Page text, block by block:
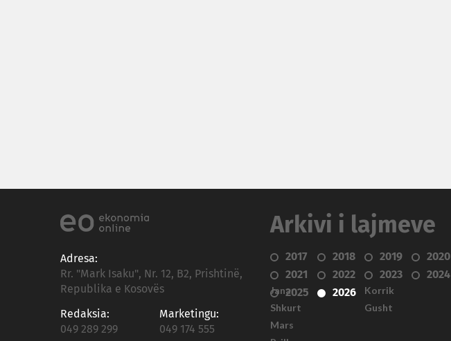
Adresa:
Rr. "Mark Isaku", Nr. 12, B2, Prishtinë,
Republika e Kosovës
Redaksia:
049 289 299
Marketingu:
049 174 555
Arkivi i lajmeve
2017 2018 2019
2020
2021
2022 2023
2024
2025
2026
Janar
Shkurt
Mars
Korrik
Gusht